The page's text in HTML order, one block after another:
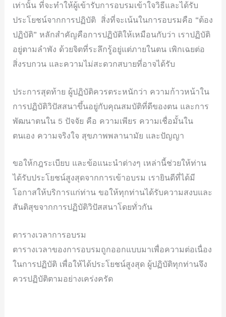
เท่านั้น ที่จะทำให้ผู้เข้ารับการอบรมเข้าใจวิธีและได้รับ
ประโยชน์จากการปฏิบัติ สิ่งที่จะเน้นในการอบรมคือ “ต้อง
ปฏิบัติ” หลักสำคัญคือการปฏิบัติให้เหมือนกับว่า เราปฏิบัติ
อยู่ตามลำพัง ด้วยจิตที่ระลึกรู้อยู่แต่ภายในตน เพิกเฉยต่อ
สิ่งรบกวน และความไม่สะดวกสบายที่อาจได้รับ
ประการสุดท้าย ผู้ปฏิบัติควรตระหนักว่า ความก้าวหน้าใน
การปฏิบัติวิปัสสนาขึ้นอยู่กับคุณสมบัติที่ดีของตน และการ
พัฒนาตนใน 5 ปัจจัย คือ ความเพียร ความเชื่อมั้นใน
ตนเอง ความจริงใจ สุขภาพพลานามัย และปัญญา
ขอให้กฎระเบียบ และข้อแนะนำต่างๆ เหล่านี้ช่วยให้ท่าน
ได้รับประโยชน์สูงสุดจากการเข้าอบรม เรายินดีที่ได้มี
โอกาสให้บริการแก่ท่าน ขอให้ทุกท่านได้รับความสงบและ
สันติสุขจากการปฏิบัติวิปัสสนาโดยทั่วกัน
ตารางเวลาการอบรม
ตารางเวลาของการอบรมถูกออกแบบมาเพื่อความต่อเนื่อง
ในการปฏิบัติ เพื่อให้ได้ประโยชน์สูงสุด ผู้ปฏิบัติทุกท่านจึง
ควรปฏิบัติตามอย่างเคร่งครัด